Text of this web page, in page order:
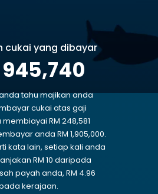
cukai yang dibayar
945,740
tahu majikan anda
cukai atas gaji
RM 248,581
anda RM 1,905,000.
kata lain, setiap kali anda
RM 10 daripada
payah anda, RM 4.96
kerajaan.